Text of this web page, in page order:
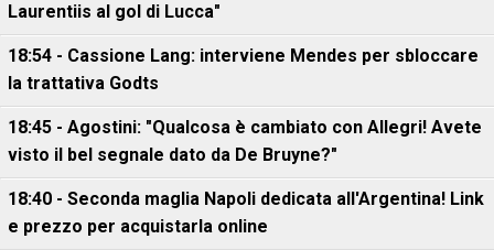
Laurentiis al gol di Lucca"
18:54 - Cassione Lang: interviene Mendes per sbloccare
la trattativa Godts
18:45 - Agostini: "Qualcosa è cambiato con Allegri! Avete
visto il bel segnale dato da De Bruyne?"
18:40 - Seconda maglia Napoli dedicata all'Argentina! Link
e prezzo per acquistarla online